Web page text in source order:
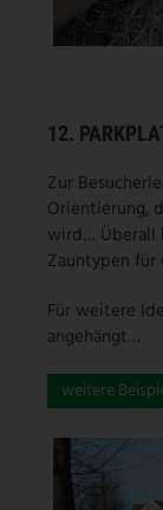
12.
Zur
Orientierung,
wird… Überall
Zauntypen
Für weitere
angehängt…
weitere